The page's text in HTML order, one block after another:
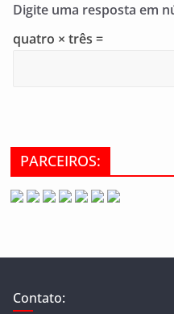
Digite uma resposta em
quatro × três =
PARCEIROS:
Contato: